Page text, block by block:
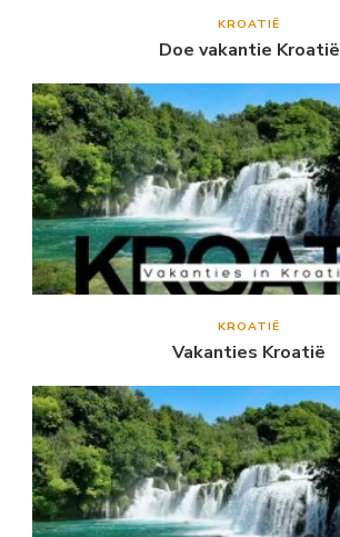
KROATIË
Doe vakantie Kroatië
KROATIË
Vakanties Kroatië